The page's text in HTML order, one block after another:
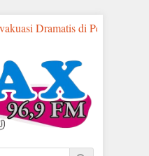
Dramatis di Perairan